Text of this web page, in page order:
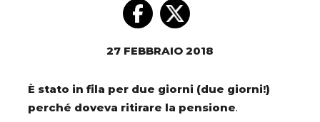
27 FEBBRAIO 2018
È stato in fila per due giorni (due giorni!)
perché doveva ritirare la pensione.